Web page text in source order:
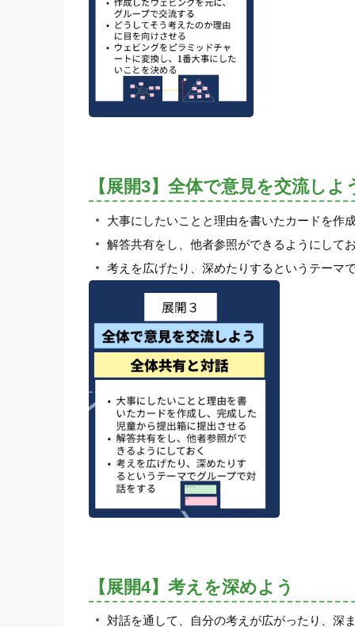
【展開3】全体で意見を交流しよ
大事にしたいことと理由を書いたカードを作
解答共有をし、他者参照ができるようにして
考えを広げたり、深めたりするというテーマ
【展開4】考えを深めよう
対話を通して、自分の考えが広がったり、深